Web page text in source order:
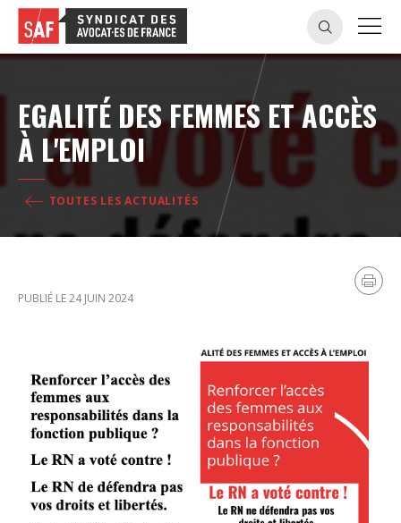
EGALITÉ DES FEMMES ET ACCÈS
À L'EMPLOI
TOUTES LES ACTUALITÉS
PUBLIÉ LE 24 JUIN 2024